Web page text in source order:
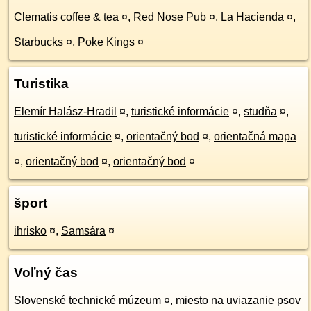
Clematis coffee & tea ¤, Red Nose Pub ¤, La Hacienda ¤,
Starbucks ¤, Poke Kings ¤
Turistika
Elemír Halász-Hradil ¤, turistické informácie ¤, studňa ¤,
turistické informácie ¤, orientačný bod ¤, orientačná mapa
¤, orientačný bod ¤, orientačný bod ¤
šport
ihrisko ¤, Samsára ¤
Voľný čas
Slovenské technické múzeum ¤, miesto na uviazanie psov